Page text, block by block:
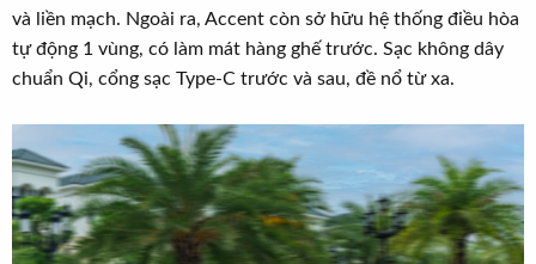
và liền mạch. Ngoài ra, Accent còn sở hữu hệ thống điều hòa
tự động 1 vùng, có làm mát hàng ghế trước. Sạc không dây
chuẩn Qi, cổng sạc Type‑C trước và sau, đề nổ từ xa.